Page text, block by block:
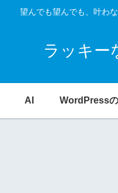
望んでも望んでも、叶わ
ラッキー
AI WordPress